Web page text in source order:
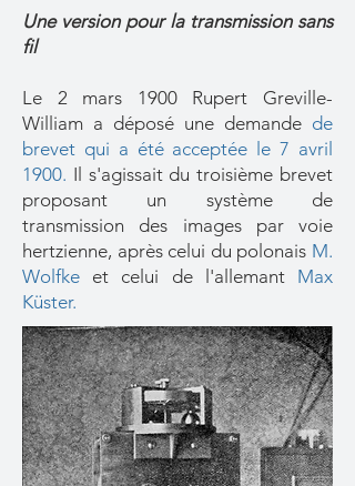
Une version pour la transmission sans
fil
Le 2 mars 1900 Rupert Greville-
William a déposé une demande de
brevet qui a été acceptée le 7 avril
1900. Il s'agissait du troisième brevet
proposant un système de
transmission des images par voie
hertzienne, après celui du polonais M.
Wolfke et celui de l'allemantMax
Küster.